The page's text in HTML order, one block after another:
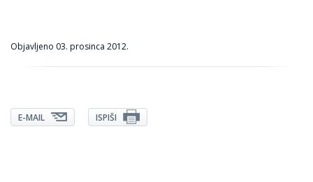
Objavljeno 03. prosinca 2012.
E-MAIL ISPIŠI